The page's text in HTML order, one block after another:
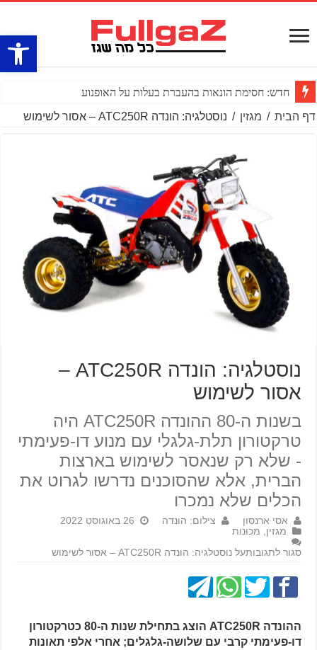
פתח
חדש: חסימת הונאות בהעברת בעלות על האופנוע
דף הבית / מגזין / נוסטלגיה: הונדה ATC250R – אסור לשימוש
נוסטלגיה: הונדה ATC250R –
אסור לשימוש
בשנות ה-80 ההונדה ATC250R היה
טרקטורון תלת-גלגלי עם מנוע דו-פעימתי
- שלא רק שנאסר לשימוש בארצות
הברית, אלא שהסוכנים נדרשו לגרוט את
הכלים שלא נמכרו
אסי ארנסון צילום: הונדה
26 באוגוסט 2022
מגזין
מכונות
סגור לתגובותעל נוסטלגיה: הונדה ATC250R – אסור לשימוש
ההונדה ATC250R הוצג בתחילת שנות ה-80 כטרקטורון
דו-פעימתי קרבי עם שלושה-גלגלים; אחרי אלפי תאונות